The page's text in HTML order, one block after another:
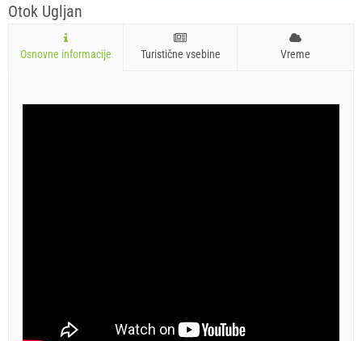
Otok Ugljan
Osnovne informacije Turistične vsebine Vreme